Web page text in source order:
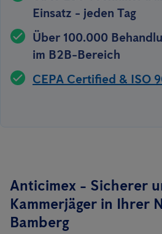
Einsatz - jeden Tag
Über 100.000
im B2B-Bereich
CEPA Certified & ISO
Anticimex - Sicherer
Kammerjäger in Ihrer
Bamberg